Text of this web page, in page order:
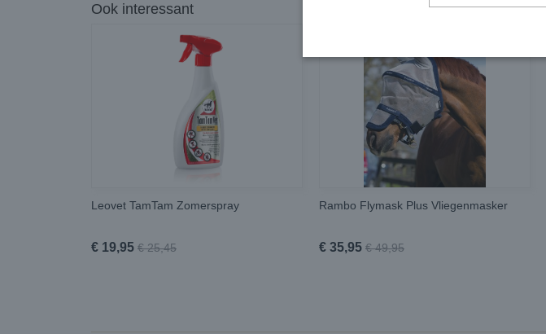
Ook interessant
Leovet TamTam Zomerspray
€ 19,95 € 25,45
Rambo Flymask Plus Vliegenmasker
€ 35,95 € 49,95